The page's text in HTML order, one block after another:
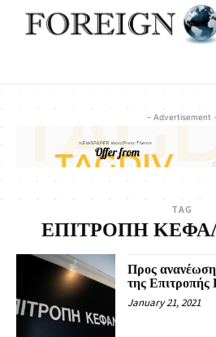
- Advertisement -
TAG
ΕΠΙΤΡΟΠΗ
Προς ανανέωση
της Επιτροπής
January 21, 2021